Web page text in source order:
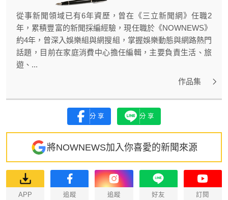
從事新聞領域已有6年資歷，曾在《三立新聞網》任職2
年，累積豐富的新聞採編經驗，現任職於《NOWNEWS》
約4年，曾深入娛樂組與網搜組，掌握娛樂動態與網路熱門
話題，目前在家庭消費中心擔任編輯，主要負責生活、旅
遊、...
作品集
分享 分享
將NOWNEWS加入你喜愛的新聞來源
APP 追蹤 追蹤 好友 訂閱